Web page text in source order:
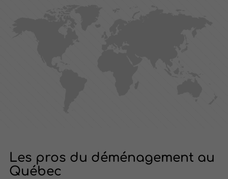
Les pros du déménagement au
Québec